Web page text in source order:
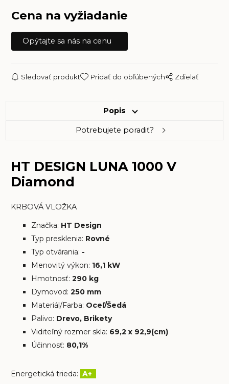
Cena na vyžiadanie
Opýtajte sa nás na cenu
Sledovať produkt Pridať do obľúbených Zdielať
Popis
Potrebujete poradiť?
HT DESIGN LUNA 1000 V
Diamond
KRBOVÁ VLOŽKA
Značka: HT Design
Typ presklenia: Rovné
Typ otvárania: -
Menovitý výkon: 16,1 kW
Hmotnosť:290 kg
Dymovod:250 mm
Materiál/Farba: Oceľ/Šedá
Palivo: Drevo, Brikety
Viditeľný rozmer skla: 69,2 x 92,9(cm)
Účinnosť: 80,1%
Energetická trieda: A+